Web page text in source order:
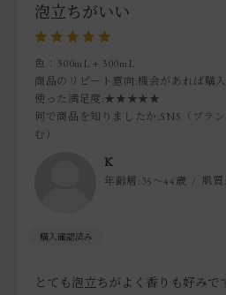
泡立ちがいい
色：300mL + 300mL
商品のリピート意向:機会があれば購
使った満足度:★★★★★
何で商品を知りましたか:SNS（ブラ
む）
K
年齢層: 35～44歳 肌質:
とても泡立ちがよく香りも好みで